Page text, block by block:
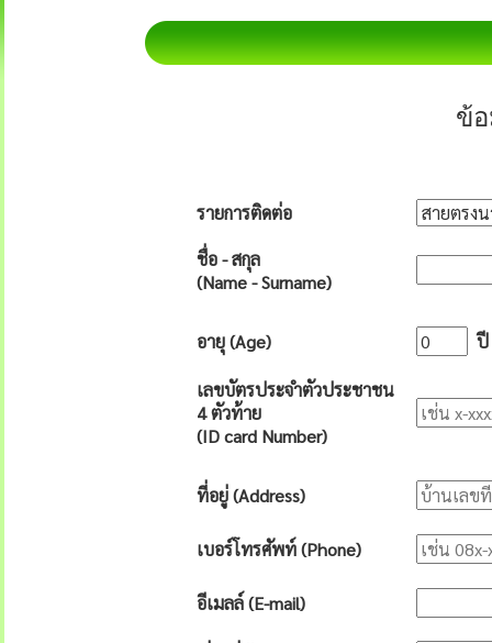
ข้
รายการติดต่อ
ชื่อ - สกุล
(Name - Surname)
อายุ (Age) ปี
เลขบัตรประจำตัวประชาชน
4 ตัวท้าย
(ID card Number)
ที่อยู่ (Address)
เบอร์โทรศัพท์ (Phone)
อีเมลล์ (E-mail)